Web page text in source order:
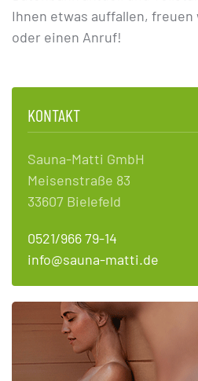
Ihnen etwas auffallen,
oder einen Anruf!
KONTAKT
Sauna-Matti GmbH
Meisenstraße 83
33607 Bielefeld
0521/966 79-14
info@sauna-matti.de